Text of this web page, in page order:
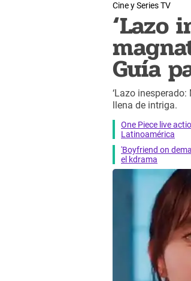
Cine y Series TV
‘Lazo
Guía
‘Lazo
llena de intriga.
One Piece live
Latinoamérica
'Boyfriend on
el kdrama